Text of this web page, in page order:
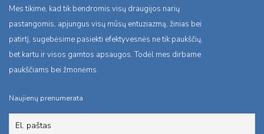
Mes tikime, kad tik bendromis visų draugijos narių
pastangomis, apjungus visų mūsų entuziazmą, žinias bei
patirtį, sugebėsime pasiekti efektyvesnės ne tik paukščių,
bet kartu ir visos gamtos apsaugos. Todėl mes dirbame
paukščiams bei žmonėms.
Naujienų prenumerata